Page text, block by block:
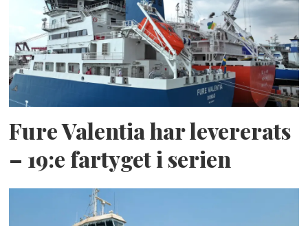
Fure Valentia har levererats
– 19:e fartyget i serien